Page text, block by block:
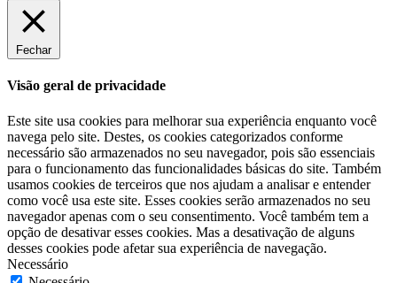
Fechar
Visão geral de privacidade
Este site usa cookies para melhorar sua experiência enquanto você
navega pelo site. Destes, os cookies categorizados conforme
necessário são armazenados no seu navegador, pois são essenciais
para o funcionamento das funcionalidades básicas do site. Também
usamos cookies de terceiros que nos ajudam a analisar e entender
como você usa este site. Esses cookies serão armazenados no seu
navegador apenas com o seu consentimento. Você também tem a
opção de desativar esses cookies. Mas a desativação de alguns
desses cookies pode afetar sua experiência de navegação.
Necessário